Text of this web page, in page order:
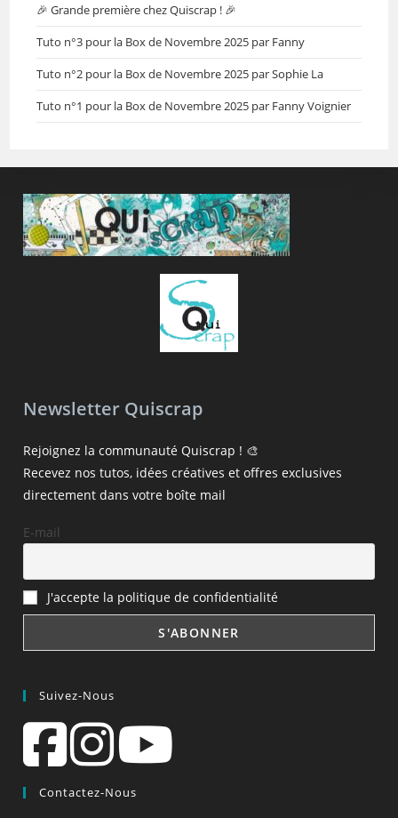
🎉 Grande première chez Quiscrap ! 🎉
Tuto n°3 pour la Box de Novembre 2025 par Fanny
Tuto n°2 pour la Box de Novembre 2025 par Sophie La
Tuto n°1 pour la Box de Novembre 2025 par Fanny Voignier
Newsletter Quiscrap
Rejoignez la communauté Quiscrap ! 🎨
Recevez nos tutos, idées créatives et offres exclusives
directement dans votre boîte mail
E-mail
J'accepte la politique de confidentialité
Suivez-Nous
Contactez-Nous